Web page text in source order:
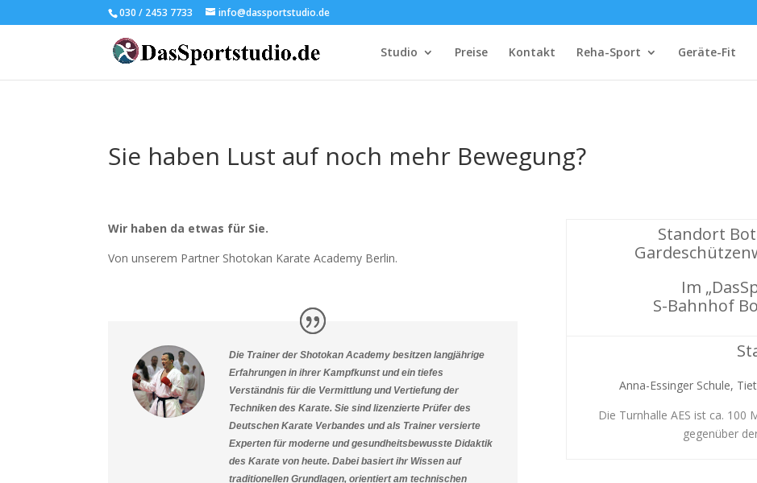
030 / 2453 7733 info@dassportstudio.de
Studio Preise Kontakt Reha-Sport Geräte-Fit
Sie haben Lust auf noch mehr Bewegung?
Wir haben da etwas für Sie.
Von unserem Partner Shotokan Karate Academy Berlin.
Die Trainer der Shotokan Academy besitzen langjährige
Erfahrungen in ihrer Kampfkunst und ein tiefes
Verständnis für die Vermittlung und Vertiefung der
Techniken des Karate.Sie sind lizenzierte Prüfer des
Deutschen Karate Verbandes und als Trainer versierte
Experten für moderne und gesundheitsbewusste Didaktik
des Karate von heute. Dabei basiert ihr Wissen auf
traditionellen Grundlagen, orientiert am technischen
Standort
Im
S-Bahnhof
Anna-Essinger Schule,
Die Turnhalle AES ist ca. 100
gegenüber